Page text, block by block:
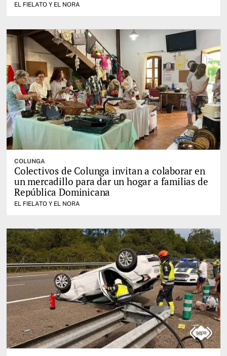
EL FIELATO Y EL NORA
COLUNGA
Colectivos de Colunga invitan a colaborar en
un mercadillo para dar un hogar a familias de
República Dominicana
EL FIELATO Y EL NORA